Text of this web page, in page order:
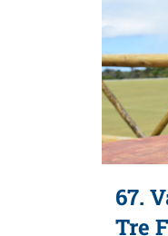
67.
Tre